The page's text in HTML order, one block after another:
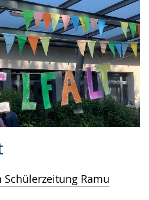
Schülerzeitung Ramu